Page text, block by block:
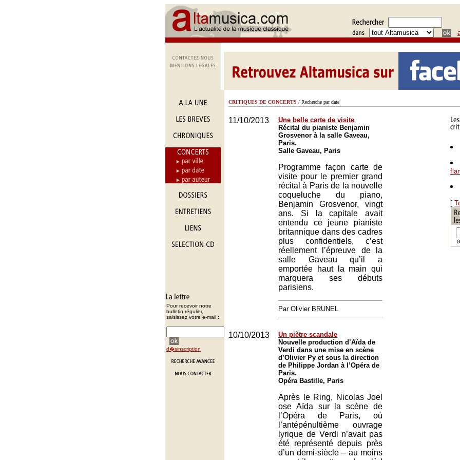
Pour recevoir notre
bulletin régulier,
saisissez votre e-mail :
d�sinscription
CRITIQUES DE CONCERTS / Recherche par date
11/10/2013
Une belle carte de visite
Récital du pianiste Benjamin
Grosvenor à la salle Gaveau,
Paris.
Salle Gaveau, Paris
Programme façon carte de
visite pour le premier grand
récital à Paris de la nouvelle
coqueluche du piano,
Benjamin Grosvenor, vingt
ans. Si la capitale avait
entendu ce jeune pianiste
britannique dans des cadres
plus confidentiels, c’est
réellement l’épreuve de la
salle Gaveau qu’il a
emportée haut la main qui
marquera ses débuts
parisiens.
Par Olivier BRUNEL
10/10/2013
Un piètre scandale
Nouvelle production d’Aïda de
Verdi dans une mise en scène
d’Olivier Py et sous la direction
de Philippe Jordan à l’Opéra de
Paris.
Opéra Bastille, Paris
Après le Ring, Nicolas Joel
ose Aïda sur la scène de
l’Opéra de Paris, où
l’antépénultième ouvrage
lyrique de Verdi n’avait pas
été représenté depuis près
d’un demi-siècle – au moins
[